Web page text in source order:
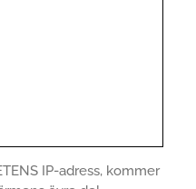
IP-adress, kommer